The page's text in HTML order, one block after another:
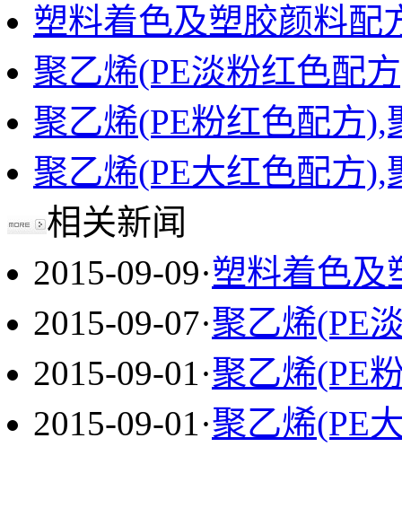
塑料着色及塑胶颜料配
聚乙烯(PE淡粉红色配
聚乙烯(PE粉红色配方),
聚乙烯(PE大红色配方),
相关新闻
2015-09-09·塑料着色及
2015-09-07·聚乙烯(PE
2015-09-01·聚乙烯(PE
2015-09-01·聚乙烯(PE